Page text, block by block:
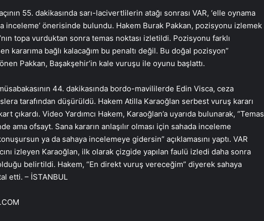
55. dakikasında sarı-lacivertlilerin atağı sonrası VAR, ‘elle oynama
inceleme’ önerisinde bulundu. Hakem Burak Pakkan, pozisyonu izlemek
topa vurduktan sonra temas noktası izletildi. Pozisyonu farklı
kararıma bağlı kalacağım bu penaltı değil. Bu doğal pozisyon”
Pakkan, Başakşehir’in kale vuruşu ile oyunu başlattı.
44. dakikasında bordo-mavililerde Edin Visca, ceza
tarafından düşürüldü. Hakem Atilla Karaoğlan serbest vuruş kararı
çıkardı. Video Yardımcı Hakem, Karaoğlan’a uyarıda bulunarak, “Temas
ama ofsayt. Sana kararın anlaşılır olması için sahada inceleme
ya da sahaya incelemeye gidersin” açıklamasını yaptı. VAR
izleyen Karaoğlan, ilk olarak çizgide yapılan faulü izledi daha sonra
olduğu belirtildi. Hakem, “En direkt vuruş vereceğim” diyerek sahaya
etti. – İSTANBUL